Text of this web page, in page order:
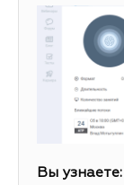
Вы узнаете: